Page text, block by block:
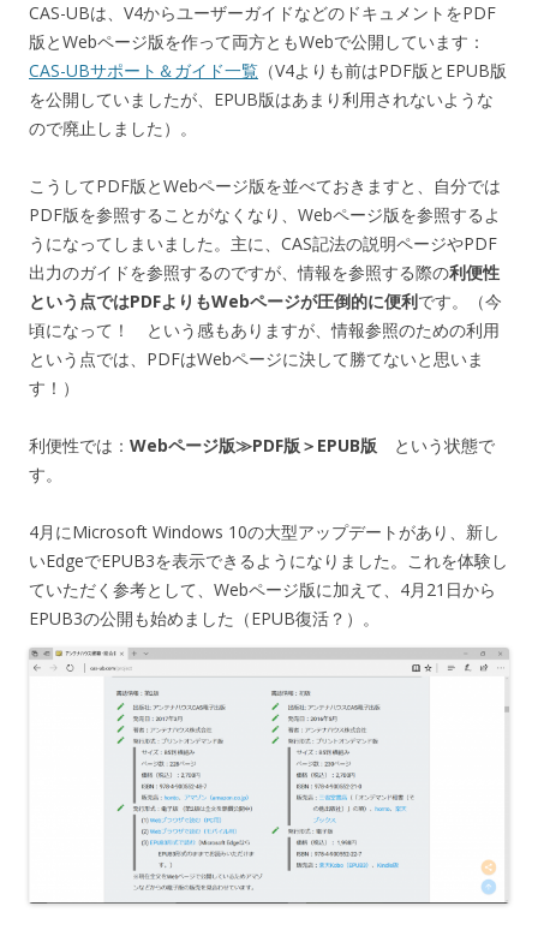
CAS-UBは、V4からユーザーガイドなどのドキュメントをPDF
版とWebページ版を作って両方ともWebで公開しています：
CAS-UBサポート＆ガイド一覧 （V4よりも前はPDF版とEPUB版
を公開していましたが、EPUB版はあまり利用されないような
ので廃止しました）。
こうしてPDF版とWebページ版を並べておきますと、自分では
PDF版を参照することがなくなり、Webページ版を参照するよ
うになってしまいました。主に、CAS記法の説明ページやPDF
出力のガイドを参照するのですが、情報を参照する際の利便性
という点ではPDFよりもWebページが圧倒的に便利です。（今
頃になって！ という感もありますが、情報参照のための利用
という点では、PDFはWebページに決して勝てないと思いま
す！）
利便性では： Webページ版≫PDF版＞EPUB版 という状態で
す。
4月にMicrosoft Windows 10の大型アップデートがあり、新し
いEdgeでEPUB3を表示できるようになりました。これを体験し
ていただく参考として、Webページ版に加えて、4月21日から
EPUB3の公開も始めました（EPUB復活？）。